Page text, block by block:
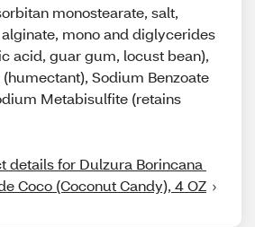
monostearate, salt,
mono and diglycerides
acid, guar gum, locust bean),
Sodium Benzoate
Metabisulfite (retains
details for Dulzura Borincana
Coco (Coconut Candy), 4 OZ